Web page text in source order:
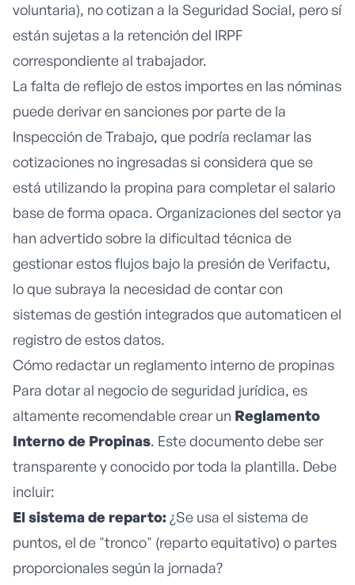
voluntaria), no cotizan a la Seguridad Social, pero sí
están sujetas a la retención del IRPF
correspondiente al trabajador.
La falta de reflejo de estos importes en las nóminas
puede derivar en sanciones por parte de la
Inspección de Trabajo, que podría reclamar las
cotizaciones no ingresadas si considera que se
está utilizando la propina para completar el salario
base de forma opaca. Organizaciones del sector ya
han advertido sobre la dificultad técnica de
gestionar estos flujos bajo la presión de Verifactu,
lo que subraya la necesidad de contar con
sistemas de gestión integrados que automaticen el
registro de estos datos.
Cómo redactar un reglamento interno de propinas
Para dotar al negocio de seguridad jurídica, es
altamente recomendable crear un Reglamento
Interno de Propinas. Este documento debe ser
transparente y conocido por toda la plantilla. Debe
incluir:
El sistema de reparto: ¿Se usa el sistema de
puntos, el de "tronco" (reparto equitativo) o partes
proporcionales según la jornada?